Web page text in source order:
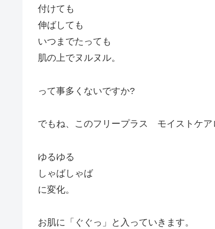
付けても
伸ばしても
いつまでたっても
肌の上でヌルヌル。
って事多くないですか?
でもね、このフリープラス モイストケア
ゆるゆる
しゃばしゃば
に変化。
お肌に「ぐぐっ」と入っていきます。